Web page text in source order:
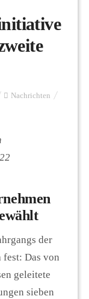
Nachrichten
der
Das von
geleitete
sieben